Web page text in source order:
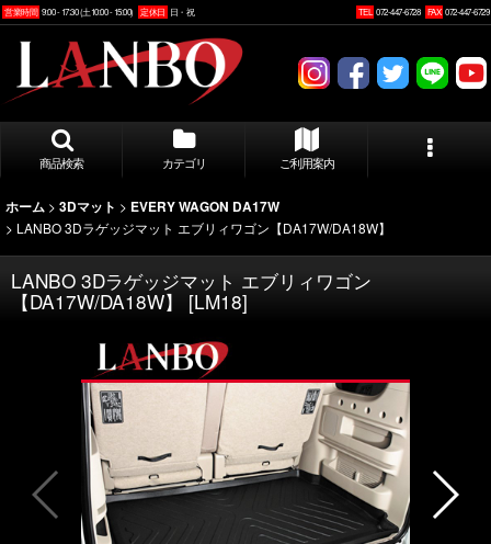
営業時間 9:00 - 17:30 (土10:00 - 15:00) 定休日 日・祝 TEL 072-447-6728 FAX 072-447-6729
商品検索 カテゴリ ご利用案内
ホーム > 3Dマット > EVERY WAGON DA17W
> LANBO 3Dラゲッジマット エブリィワゴン【DA17W/DA18W】
LANBO 3Dラゲッジマット エブリィワゴン
【DA17W/DA18W】 [LM18]